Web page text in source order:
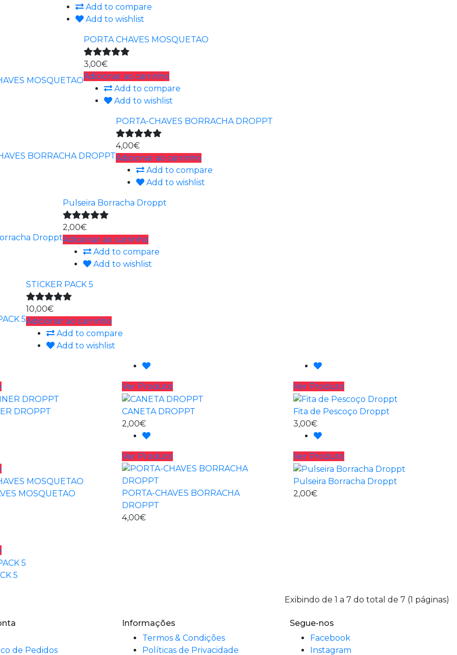
Add to compare
Add to wishlist
PORTA CHAVES MOSQUETAO
3,00€
Adicionar ao carrinho
Add to compare
Add to wishlist
PORTA-CHAVES BORRACHA DROPPT
4,00€
Adicionar ao carrinho
Add to compare
Add to wishlist
Pulseira Borracha Droppt
2,00€
Adicionar ao carrinho
Add to compare
Add to wishlist
STICKER PACK 5
10,00€
Adicionar ao carrinho
Add to compare
Add to wishlist
DROPPT
Ver Produto
CANETA DROPPT
2,00€
Ver Produto
Fita de Pescoço Droppt
3,00€
MOSQUETAO
Ver Produto
PORTA-CHAVES BORRACHA
DROPPT
4,00€
Ver Produto
Pulseira Borracha Droppt
2,00€
5
Exibindo de 1 a 7 do total de 7 (1 páginas)
de Pedidos
Informações
Termos & Condições
Políticas de Privacidade
Segue-nos
Facebook
Instagram